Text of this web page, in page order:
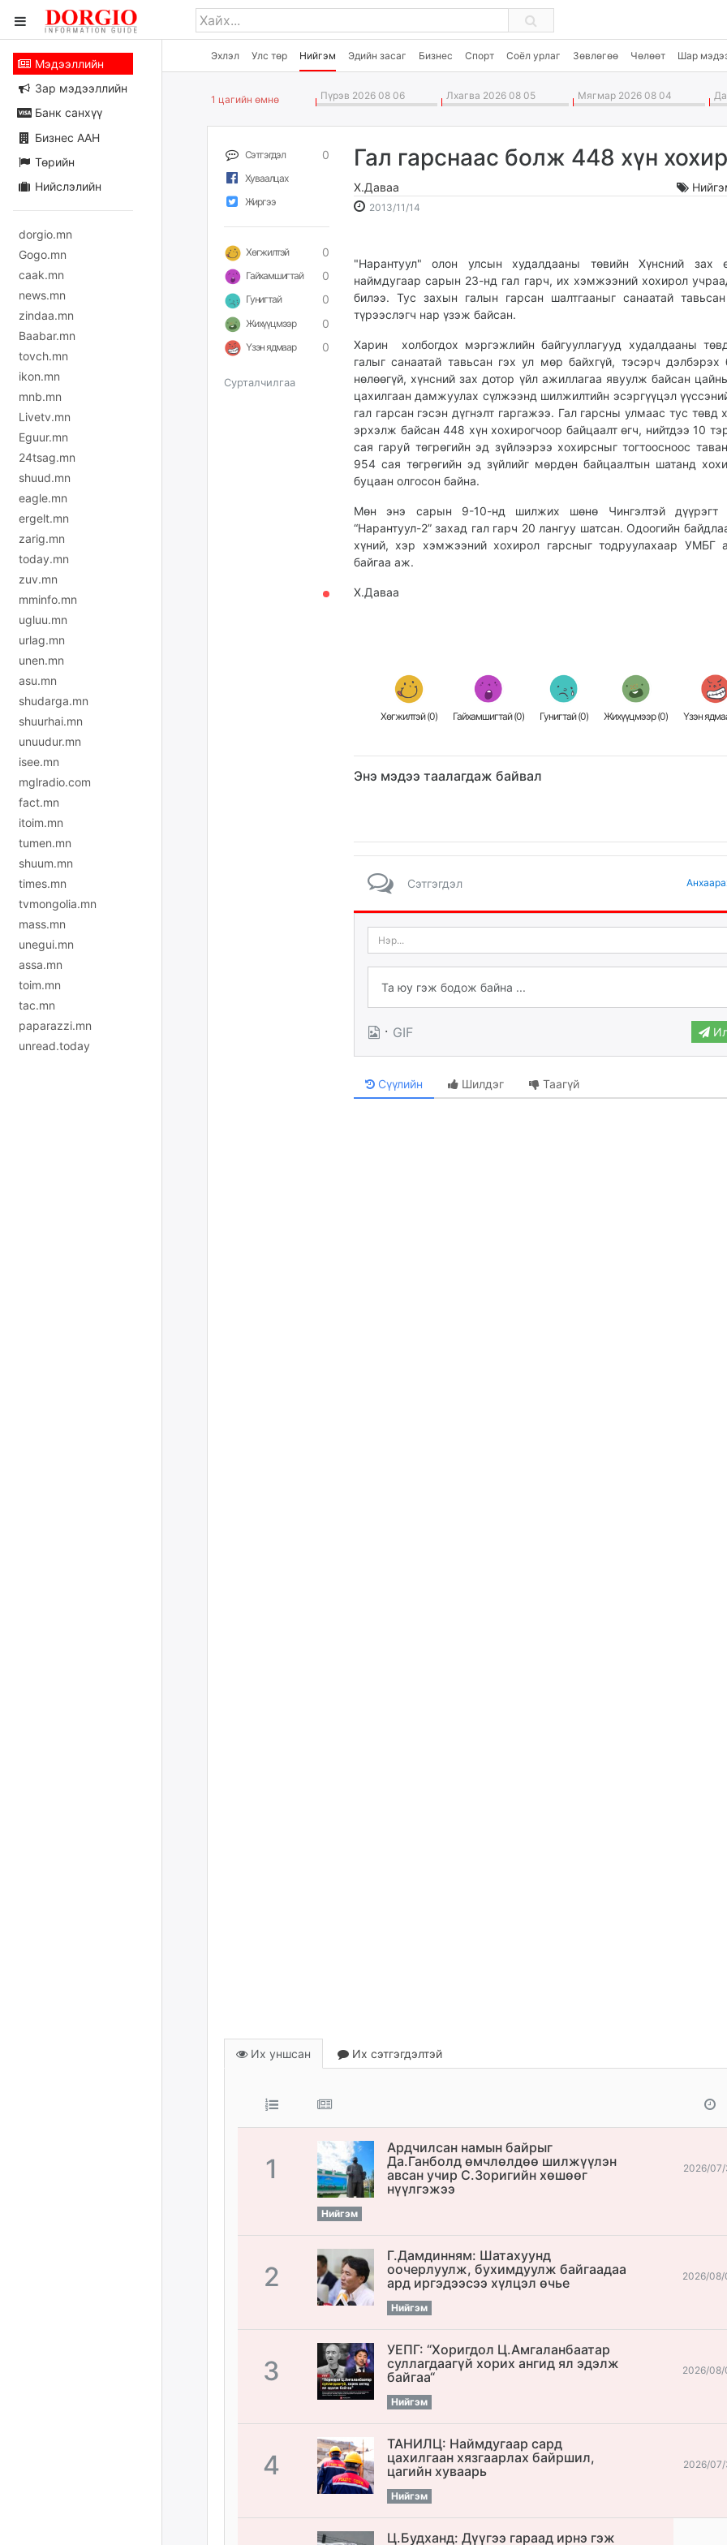
Эхлэл Улс төр Нийгэм Эдийн засаг Бизнес Спорт Соёл урлаг Зөвлөгөө Чөлөөт Шар
Мэдээллийн
Зар мэдээллийн
Банк санхүү
Бизнес ААН
Төрийн
Нийслэлийн
dorgio.mn
Gogo.mn
caak.mn
news.mn
zindaa.mn
Baabar.mn
tovch.mn
ikon.mn
mnb.mn
Livetv.mn
Eguur.mn
24tsag.mn
shuud.mn
eagle.mn
ergelt.mn
zarig.mn
today.mn
zuv.mn
mminfo.mn
ugluu.mn
urlag.mn
unen.mn
asu.mn
shudarga.mn
shuurhai.mn
unuudur.mn
isee.mn
mglradio.com
fact.mn
itoim.mn
tumen.mn
shuum.mn
times.mn
tvmongolia.mn
mass.mn
unegui.mn
assa.mn
toim.mn
tac.mn
paparazzi.mn
unread.today
1 цагийн өмнө Пүрэв 2026 08 06 Лхагва 2026 08 05 Мягмар 2026 08 04
Сэтгэгдэл 0
Хуваалцах
Жиргээ
Хөгжилтэй 0
Гайхамшигтай 0
Гунигтай 0
Жихүүцмээр 0
Үзэн ядмаар 0
Сурталчилгаа
Гал гарснаас болж 448 хүн
Х.Даваа
2013/11/14
22:18:53
17:37:36
"Нарантуул" олон улсын худалдааны төвийн Хүнсний зах
наймдугаар сарын 23-нд гал гарч, их хэмжээний хохирол
билээ. Тус захын галын гарсан шалтгааныг санаатай
түрээслэгч нар үзэж байсан.
Харин холбогдох мэргэжлийн байгууллагууд худалдааны
галыг санаатай тавьсан гэх ул мөр байхгүй, тэсэрч дэлбэрэх
нөлөөгүй, хүнсний зах дотор үйл ажиллагаа явуулж байсан
цахилгаан дамжуулах сүлжээнд шилжилтийн эсэргүүцэл
гал гарсан гэсэн дүгнэлт гаргажээ. Гал гарсны улмаас тус төвд
эрхэлж байсан 448 хүн хохирогчоор байцаалт өгч, нийтдээ 10
сая гаруй төгрөгийн эд зүйлээрээ хохирсныг тогтоосноос
954 сая төгрөгийн эд зүйлийг мөрдөн байцаалтын шатанд
буцаан олгосон байна.
Мөн энэ сарын 9-10-нд шилжих шөнө Чингэлтэй дүүрэгт
“Нарантуул-2” захад гал гарч 20 лангуу шатсан. Одоогийн
хүний, хэр хэмжээний хохирол гарсныг тодруулахаар УМБГ
байгаа аж.
Х.Даваа
Хөгжилтэй (0) Гайхамшигтай (0) Гунигтай (0) Жихүүцмээр (0) Үзэн
Энэ мэдээ таалагдаж байвал
Сэтгэгдэл
· GIF
Сүүлийн Шилдэг Таагүй
Их уншсан Их сэтгэгдэлтэй
1
Ардчилсан намын байрыг
Да.Ганболд өмчлөлдөө шилжүүлэн
авсан учир С.Зоригийн хөшөөг
нүүлгэжээ
Нийгэм
2026/07/
2
Г.Дамдинням: Шатахуунд
оочерлуулж, бухимдуулж байгаадаа
ард иргэдээсээ хүлцэл өчье
Нийгэм
2026/08/
3
УЕПГ: “Хоригдол Ц.Амгаланбаатар
cуллагдаагүй хорих ангид ял эдэлж
байгаа“
Нийгэм
2026/08/
4
ТАНИЛЦ: Наймдугаар сард
цахилгаан хязгаарлах байршил,
цагийн хуваарь
Нийгэм
2026/07/
Ц.Будханд: Дүүгээ гараад ирнэ гэж